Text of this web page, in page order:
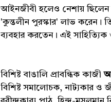
আইনজীবী হলেও নেশায় ছিলেন
'কুন্তলীন পুরস্কার' লাভ করেন।
ব্যবহার করতেন। এই সাহিত্যিক
বিশিষ্ট বাঙালি প্রাবন্ধিক কাজী
বিশিষ্ট সমালোচক, নাট্যকার ও